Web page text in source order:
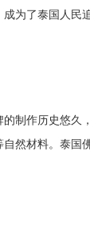
为了泰国人民
制作历史悠久
然材料。泰国